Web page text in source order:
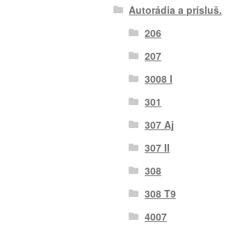
Autorádia a prísluš.
206
207
3008 I
301
307 Aj
307 II
308
308 T9
4007